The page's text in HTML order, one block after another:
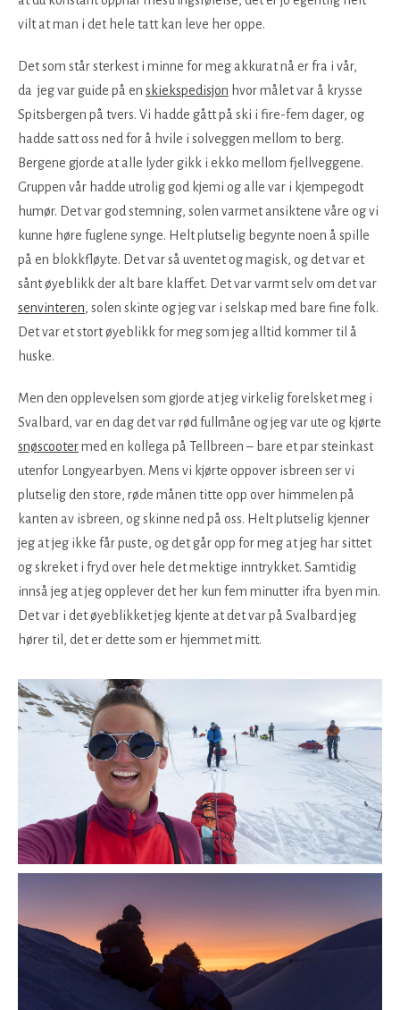
vilt at man i det hele tatt kan leve her oppe.
Det som står sterkest i minne for meg akkurat nå er fra i vår,
da jeg var guide på en skiekspedisjon hvor målet var å krysse
Spitsbergen på tvers. Vi hadde gått på ski i fire-fem dager, og
hadde satt oss ned for å hvile i solveggen mellom to berg.
Bergene gjorde at alle lyder gikk i ekko mellom fjellveggene.
Gruppen vår hadde utrolig god kjemi og alle var i kjempegodt
humør. Det var god stemning, solen varmet ansiktene våre og vi
kunne høre fuglene synge. Helt plutselig begynte noen å spille
på en blokkfløyte. Det var så uventet og magisk, og det var et
sånt øyeblikk der alt bare klaffet. Det var varmt selv om det var
senvinteren, solen skinte og jeg var i selskap med bare fine folk.
Det var et stort øyeblikk for meg som jeg alltid kommer til å
huske.
Men den opplevelsen som gjorde at jeg virkelig forelsket meg i
Svalbard, var en dag det var rød fullmåne og jeg var ute og kjørte
snøscootermed en kollega på Tellbreen – bare et par steinkast
utenfor Longyearbyen. Mens vi kjørte oppover isbreen ser vi
plutselig den store, røde månen titte opp over himmelen på
kanten av isbreen, og skinne ned på oss. Helt plutselig kjenner
jeg at jeg ikke får puste, og det går opp for meg at jeg har sittet
og skreket i fryd over hele det mektige inntrykket. Samtidig
innså jeg at jeg opplever det her kun fem minutter ifra byen min.
Det var i det øyeblikket jeg kjente at det var på Svalbard jeg
hører til, det er dette som er hjemmet mitt.